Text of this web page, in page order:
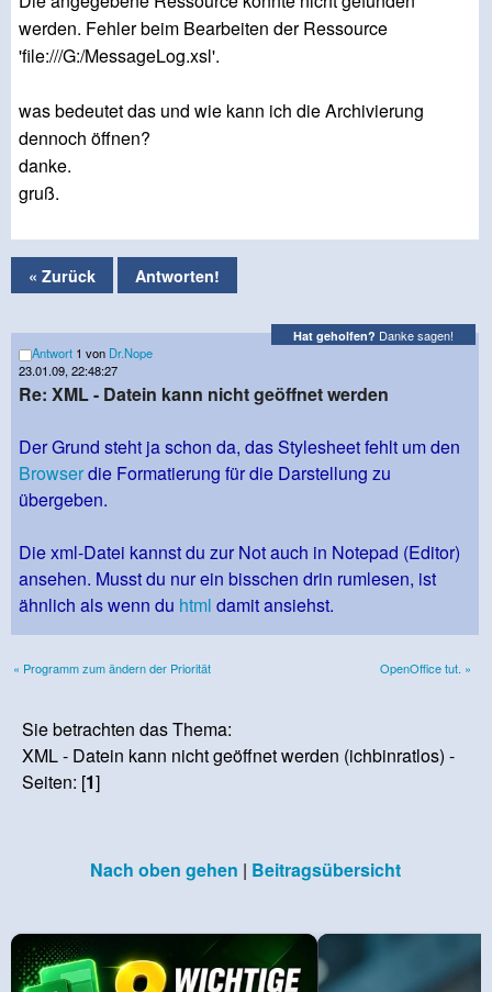
werden. Fehler beim Bearbeiten der Ressource
'file:///G:/MessageLog.xsl'.
was bedeutet das und wie kann ich die Archivierung
dennoch öffnen?
danke.
gruß.
« Zurück Antworten!
Hat geholfen? Danke sagen!
Antwort 1 von Dr.Nope
23.01.09, 22:48:27
Re: XML - Datein kann nicht geöffnet werden
Der Grund steht ja schon da, das Stylesheet fehlt um den
Browserdie Formatierung für die Darstellung zu
übergeben.
Die xml-Datei kannst du zur Not auch in Notepad (Editor)
ansehen. Musst du nur ein bisschen drin rumlesen, ist
ähnlich als wenn du html damit ansiehst.
« Programm zum ändern der Priorität OpenOffice tut. »
Sie betrachten das Thema:
XML - Datein kann nicht geöffnet werden (ichbinratlos) -
Seiten: [1]
Nach oben gehen | Beitragsübersicht